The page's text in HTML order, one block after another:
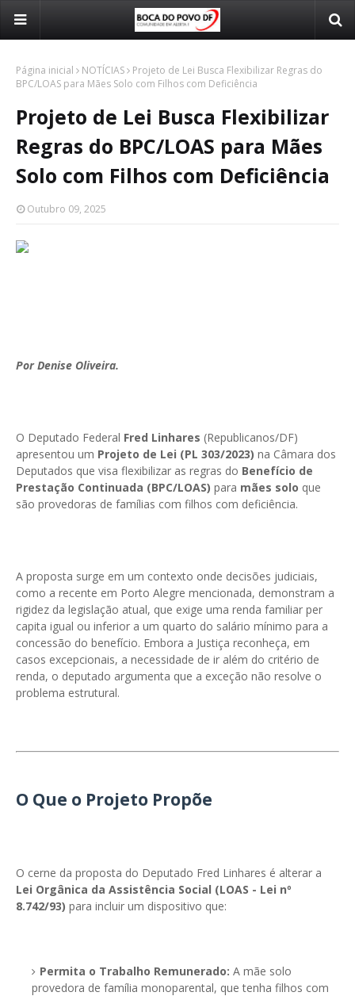
Página inicial NOTÍCIAS
Projeto de Lei Busca Flexibilizar Regras do
BPC/LOAS para Mães Solo com Filhos com Deficiência
Projeto de Lei Busca Flexibilizar
Regras do BPC/LOAS para Mães
Solo com Filhos com Deficiência
Outubro 09, 2025
Por Denise Oliveira.
O Deputado Federal Fred Linhares (Republicanos/DF)
apresentou um Projeto de Lei (PL 303/2023) na Câmara dos
Deputados que visa flexibilizar as regras do Benefício de
Prestação Continuada (BPC/LOAS) para mães solo que
são provedoras de famílias com filhos com deficiência.
A proposta surge em um contexto onde decisões judiciais,
como a recente em Porto Alegre mencionada, demonstram a
rigidez da legislação atual, que exige uma renda familiar per
capita igual ou inferior a um quarto do salário mínimo para a
concessão do benefício. Embora a Justiça reconheça, em
casos excepcionais, a necessidade de ir além do critério de
renda, o deputado argumenta que a exceção não resolve o
problema estrutural.
O Que o Projeto Propõe
O cerne da proposta do Deputado Fred Linhares é alterar a
Lei Orgânica da Assistência Social (LOAS - Lei nº
8.742/93) para incluir um dispositivo que:
Permita o Trabalho Remunerado: A mãe solo
provedora de família monoparental, que tenha filhos com